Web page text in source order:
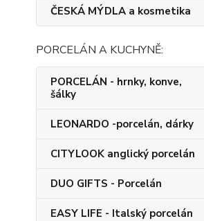
ČESKÁ MÝDLA a kosmetika
PORCELÁN A KUCHYNĚ:
PORCELÁN - hrnky, konve,
šálky
LEONARDO -porcelán, dárky
CITYLOOK anglický porcelán
DUO GIFTS - Porcelán
EASY LIFE - Italský porcelán